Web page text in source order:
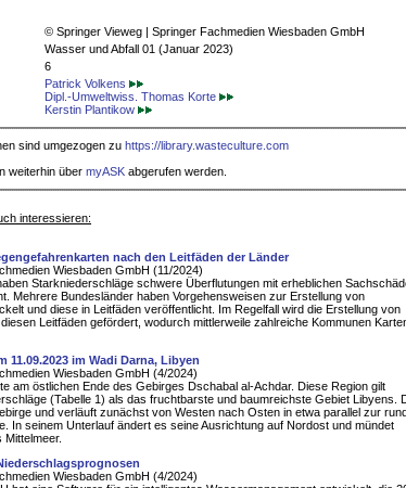
© Springer Vieweg | Springer Fachmedien Wiesbaden GmbH
Wasser und Abfall 01 (Januar 2023)
6
Patrick Volkens
Dipl.-Umweltwiss. Thomas Korte
Kerstin Plantikow
sind umgezogen zu https://library.wasteculture.com
weiterhin über myASK abgerufen werden.
interessieren:
nach den Leitfäden der Länder
Wiesbaden GmbH (11/2024)
Starkniederschläge schwere Überflutungen mit erheblichen
Mehrere Bundesländer haben Vorgehensweisen zur Erstellung von
und diese in Leitfäden veröffentlicht. Im Regelfall wird die Erstellung von
Leitfäden gefördert, wodurch mittlerweile zahlreiche Kommunen
11.09.2023 im Wadi Darna, Libyen
Wiesbaden GmbH (4/2024)
am östlichen Ende des Gebirges Dschabal al-Achdar. Diese Region gilt
(Tabelle 1) als das fruchtbarste und baumreichste Gebiet Libyens.
und verläuft zunächst von Westen nach Osten in etwa parallel zur
In seinem Unterlauf ändert es seine Ausrichtung auf Nordost und mündet
Wiesbaden GmbH (4/2024)